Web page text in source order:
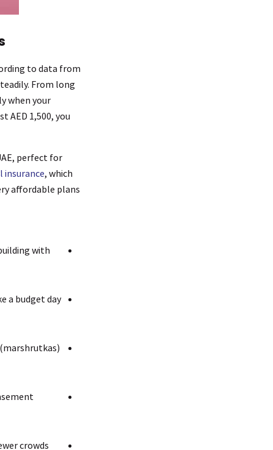
to data from
From long
when your
AED 1,500, you
perfect for
insurance, which
affordable plans.
with
a budget day
crowds.